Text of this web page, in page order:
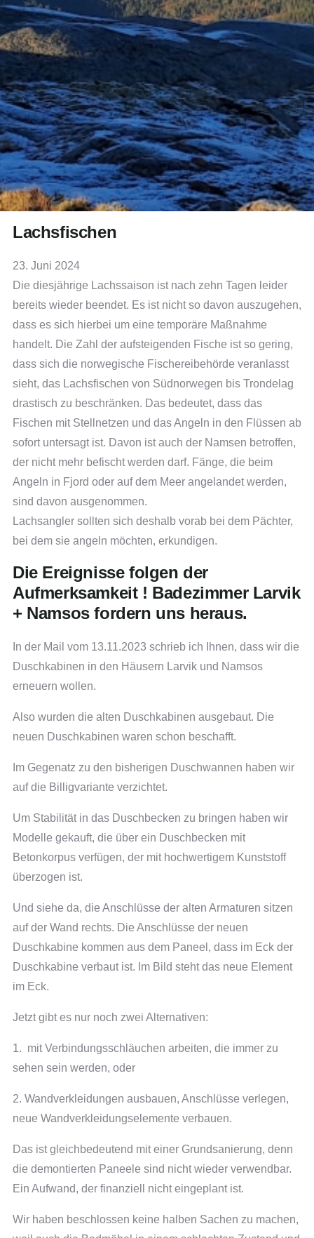
Lachsfischen
23. Juni 2024
Die diesjährige Lachssaison ist nach zehn Tagen leider
bereits wieder beendet. Es ist nicht so davon auszugehen,
dass es sich hierbei um eine temporäre Maßnahme
handelt. Die Zahl der aufsteigenden Fische ist so gering,
dass sich die norwegische Fischereibehörde veranlasst
sieht, das Lachsfischen von Südnorwegen bis Trondelag
drastisch zu beschränken. Das bedeutet, dass das
Fischen mit Stellnetzen und das Angeln in den Flüssen ab
sofort untersagt ist. Davon ist auch der Namsen betroffen,
der nicht mehr befischt werden darf. Fänge, die beim
Angeln in Fjord oder auf dem Meer angelandet werden,
sind davon ausgenommen.
Lachsangler sollten sich deshalb vorab bei dem Pächter,
bei dem sie angeln möchten, erkundigen.
Die Ereignisse folgen der
Aufmerksamkeit ! Badezimmer Larvik
+ Namsos fordern uns heraus.
In der Mail vom 13.11.2023 schrieb ich Ihnen, dass wir die
Duschkabinen in den Häusern Larvik und Namsos
erneuern wollen.
Also wurden die alten Duschkabinen ausgebaut. Die
neuen Duschkabinen waren schon beschafft.
Im Gegenatz zu den bisherigen Duschwannen haben wir
auf die Billigvariante verzichtet.
Um Stabilität in das Duschbecken zu bringen haben wir
Modelle gekauft, die über ein Duschbecken mit
Betonkorpus verfügen, der mit hochwertigem Kunststoff
überzogen ist.
Und siehe da, die Anschlüsse der alten Armaturen sitzen
auf der Wand rechts. Die Anschlüsse der neuen
Duschkabine kommen aus dem Paneel, dass im Eck der
Duschkabine verbaut ist. Im Bild steht das neue Element
im Eck.
Jetzt gibt es nur noch zwei Alternativen:
1. mit Verbindungsschläuchen arbeiten, die immer zu
sehen sein werden, oder
2. Wandverkleidungen ausbauen, Anschlüsse verlegen,
neue Wandverkleidungselemente verbauen.
Das ist gleichbedeutend mit einer Grundsanierung, denn
die demontierten Paneele sind nicht wieder verwendbar.
Ein Aufwand, der finanziell nicht eingeplant ist.
Wir haben beschlossen keine halben Sachen zu machen,